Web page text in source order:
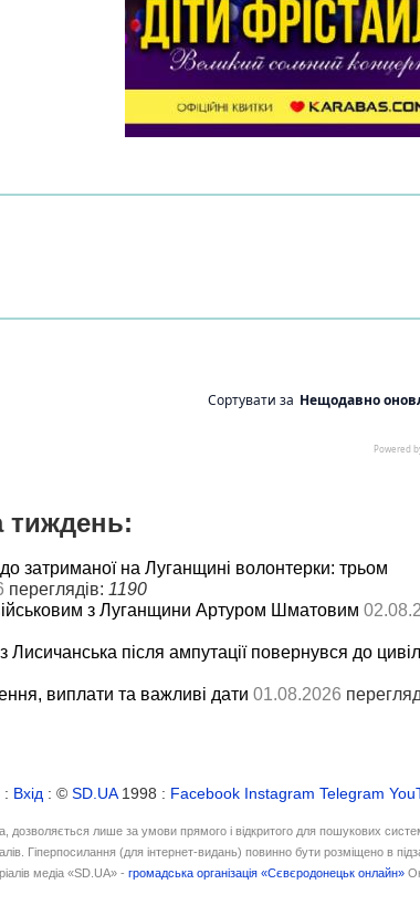
тиждень:
затриманої на Луганщині волонтерки: трьом
переглядів: 1190
з Луганщини Артуром Шматовим
після ампутації повернувся до
виплати та важливі дати 01.08.2026
: Вхід : © SD.UA1998 : Facebook Instagram Telegram
дозволяється лише за умови прямого і відкритого для пошукових
Гіперпосилання (для інтернет-видань) повинно бути розміщено в
медіа «SD.UA» - громадська організація «Сєвєродонецьк онлайн»